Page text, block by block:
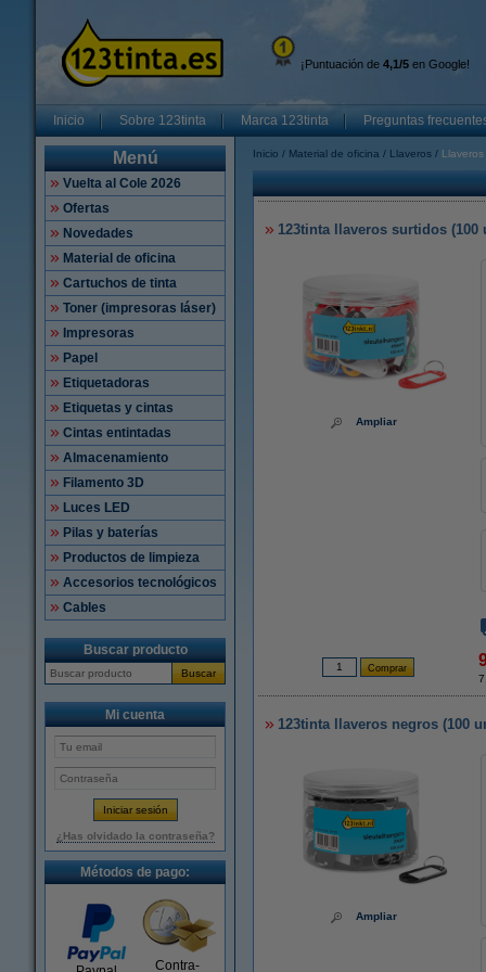
¡Puntuación de 4,1/5 en Google!
Inicio Sobre 123tinta Marca 123tinta Preguntas
Menú
Vuelta al Cole 2026
Ofertas
Novedades
Material de oficina
Cartuchos de tinta
Toner (impresoras láser)
Impresoras
Papel
Etiquetadoras
Etiquetas y cintas
Cintas entintadas
Almacenamiento
Filamento 3D
Luces LED
Pilas y baterías
Productos de limpieza
Accesorios tecnológicos
Cables
Buscar producto
Buscar
Mi cuenta
¿Has olvidado la contraseña?
Métodos de pago:
Contra-
Inicio Material de oficina Llaveros Llaveros
123tinta llaveros surtidos (100
Ampliar
123tinta llaveros negros (100
Ampliar